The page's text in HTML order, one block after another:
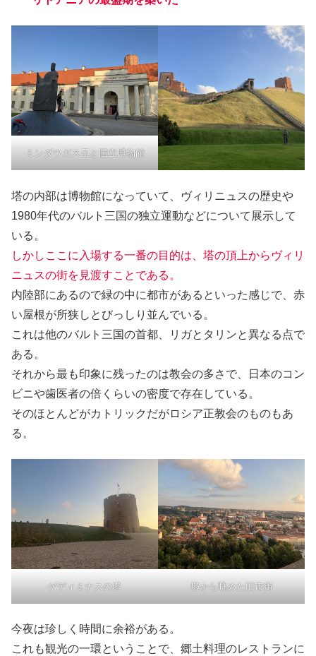
ミンダウガス王と国立博物館
塔の内部は博物館になっていて、ヴィリニュスの歴史や
1980年代のバルト三国の独立運動などについて展示して
いる。
しかしここに入場する一番の目的は、塔の頂上からヴィリ
ニュスの街を見渡すことである。
内陸部にあるので緑の中に都市があるといった感じで、赤
い屋根が所狭しとびっしり並んでいる。
これは他のバルト三国の首都、リガとタリンと異なる点で
ある。
それから最も印象に残ったのは教会の多さで、日本のコン
ビニや歯医者の倍くらいの密度で存在している。
そのほとんどがカトリックだがロシア正教会のものもあ
る。
ゲディミナスの塔 塔から眺めた旧市街
今夜は珍しく時間に余裕がある。
これも観光の一環ということで、郷土料理のレストランに